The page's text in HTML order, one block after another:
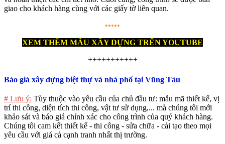
giao cho khách hàng cùng với các giấy tờ liên quan.
•••••
XEM THÊM MẪU XÂY DỰNG TRÊN YOUTUBE
+++++++++++
Báo giá xây dựng biệt thự và nhà phố tại Vũng Tàu
# Lưu ý: Tùy thuộc vào yêu cầu của chủ đầu tư: mẫu mã thiết kế, vị
trí thi công, diện tích thi công, vật tư sử dụng,... mà chúng tôi mới
khảo sát và báo giá chính xác cho công trình của quý khách hàng.
Chúng tôi cam kết thiết kế - thi công - sửa chữa - cải tạo theo mọi
yêu cầu với giá cả cạnh tranh nhất thị trường.